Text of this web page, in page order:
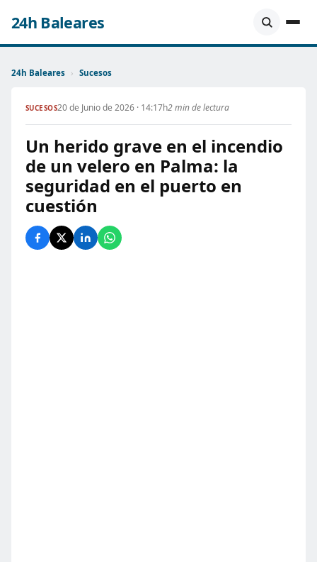
24h Baleares
24h Baleares › Sucesos
SUCESOS20 de Junio de 2026 · 14:17h2 min de lectura
Un herido grave en el incendio
de un velero en Palma: la
seguridad en el puerto en
cuestión